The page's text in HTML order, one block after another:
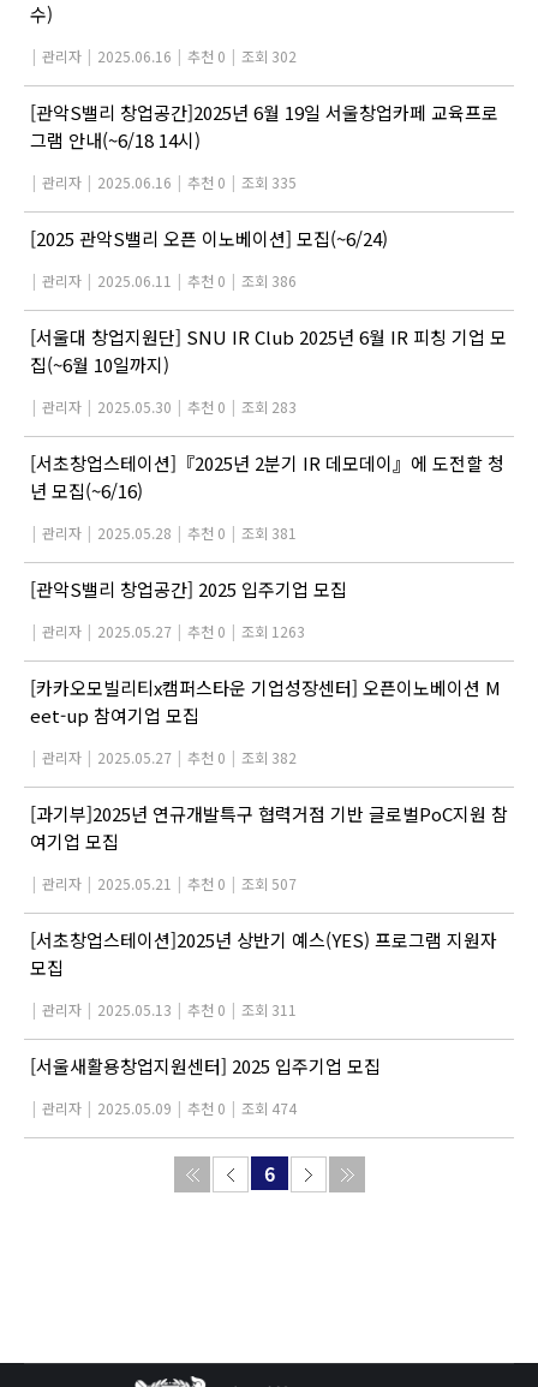
수)
| 관리자 | 2025.06.16 | 추천 0 | 조회 302
[관악S밸리 창업공간]2025년 6월 19일 서울창업카페 교육프로
그램 안내(~6/18 14시)
| 관리자 | 2025.06.16 | 추천 0 | 조회 335
[2025 관악S밸리 오픈 이노베이션] 모집(~6/24)
| 관리자 | 2025.06.11 | 추천 0 | 조회 386
[서울대 창업지원단] SNU IR Club 2025년 6월 IR 피칭 기업 모
집(~6월 10일까지)
| 관리자 | 2025.05.30 | 추천 0 | 조회 283
[서초창업스테이션]『2025년 2분기 IR 데모데이』에 도전할 청
년 모집(~6/16)
| 관리자 | 2025.05.28 | 추천 0 | 조회 381
[관악S밸리 창업공간] 2025 입주기업 모집
| 관리자 | 2025.05.27 | 추천 0 | 조회 1263
[카카오모빌리티x캠퍼스타운 기업성장센터] 오픈이노베이션 M
eet-up 참여기업 모집
| 관리자 | 2025.05.27 | 추천 0 | 조회 382
[과기부]2025년 연규개발특구 협력거점 기반 글로벌PoC지원 참
여기업 모집
| 관리자 | 2025.05.21 | 추천 0 | 조회 507
[서초창업스테이션]2025년 상반기 예스(YES) 프로그램 지원자
모집
| 관리자 | 2025.05.13 | 추천 0 | 조회 311
[서울새활용창업지원센터] 2025 입주기업 모집
| 관리자 | 2025.05.09 | 추천 0 | 조회 474
6